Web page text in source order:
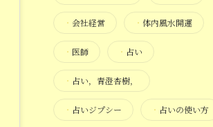
・ 会社経営 ・ 体内風水開運
・ 医師 ・ 占い
・ 占い，青澄杏樹，
・ 占いジプシー ・ 占いの使い方